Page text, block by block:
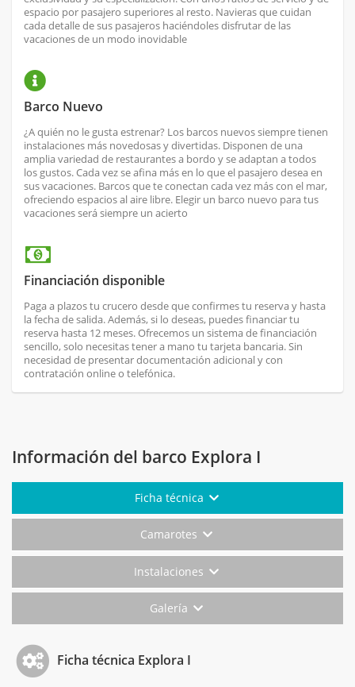
espacio por pasajero superiores al resto. Navieras que cuidan
cada detalle de sus pasajeros haciéndoles disfrutar de las
vacaciones de un modo inovidable
Barco Nuevo
¿A quién no le gusta estrenar? Los barcos nuevos siempre tienen
instalaciones más novedosas y divertidas. Disponen de una
amplia variedad de restaurantes a bordo y se adaptan a todos
los gustos. Cada vez se afina más en lo que el pasajero desea en
sus vacaciones. Barcos que te conectan cada vez más con el mar,
ofreciendo espacios al aire libre. Elegir un barco nuevo para tus
vacaciones será siempre un acierto
Financiación disponible
Paga a plazos tu crucero desde que confirmes tu reserva y hasta
la fecha de salida. Además, si lo deseas, puedes financiar tu
reserva hasta 12 meses. Ofrecemos un sistema de financiación
sencillo, solo necesitas tener a mano tu tarjeta bancaria. Sin
necesidad de presentar documentación adicional y con
contratación online o telefónica.
Información del barco Explora I
Ficha técnica
Camarotes
Instalaciones
Galería
Ficha técnica Explora I